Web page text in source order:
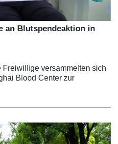
an Blutspendeaktion in
Freiwillige versammelten sich
Blood Center zur